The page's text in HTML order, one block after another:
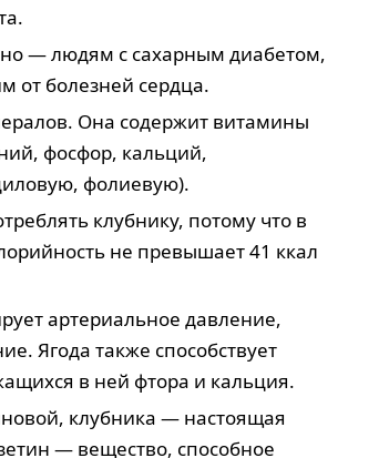
— людям с сахарным диабетом,
от болезней сердца.
Она содержит витамины
фосфор, кальций,
фолиевую).
клубнику, потому что в
не превышает 41 ккал
артериальное давление,
Ягода также способствует
в ней фтора и кальция.
клубника — настоящая
— вещество, способное